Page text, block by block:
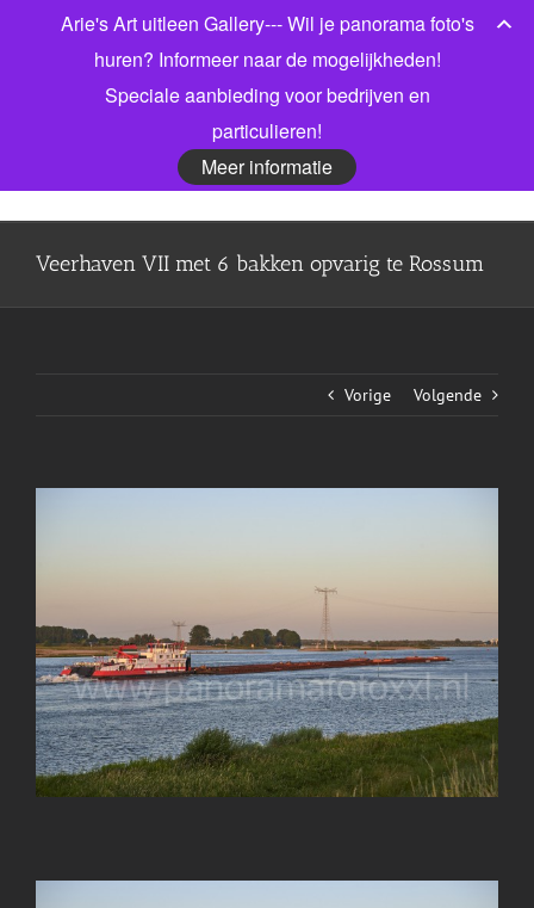
Bel gerust voor meer informatie! 06 53913303 |
Facebook
X LinkedIn
Veerhaven VII met 6 bakken opvarig te Rossum
Vorige Volgende
Arie's Art uitleen Gallery--- Wil je panorama foto's
huren? Informeer naar de mogelijkheden!
Speciale aanbieding voor bedrijven en
particulieren!
Meer informatie